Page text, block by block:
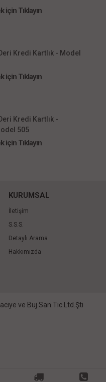
için Tıklayın
Kredi Kartlık - Model
için Tıklayın
Kredi Kartlık -
505
için Tıklayın
KURUMSAL
İletişim
S.S.S.
Detaylı Arama
Hakkımızda
ve Buj.San.Tic.Ltd.Şti